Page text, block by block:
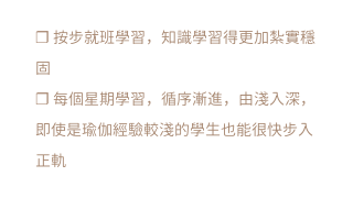
❐ 按步就班學習，知識學習得更加紮實穩
固
❐ 每個星期學習，循序漸進，由淺入深，
即使是瑜伽經驗較淺的學生也能很快步入
正軌